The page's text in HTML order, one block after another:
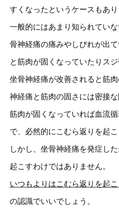
すくなったというケースもあり
一般的にはあまり知られてい
骨神経痛の痛みやしびれが出
と筋肉が固くなっていたりス
坐骨神経痛が改善されると筋肉
神経痛と筋肉の固さには密接な
筋肉が固くなっていれば血流
で、必然的にこむら返りを起こ
しかし、坐骨神経痛を発症し
起こすわけではありません。
いつもよりはこむら返りを起
の認識でいいでしょう。